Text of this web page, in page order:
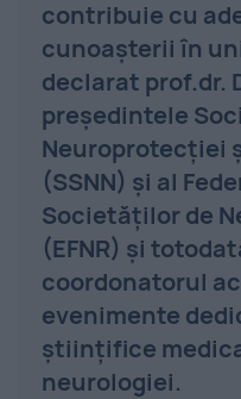
contribuie cu
cunoașterii în
declarat prof.dr.
președintele
Neuroprotecţiei
(SSNN) şi al
Societăţilor de
(EFNR) și
coordonatorul
evenimente
științifice
neurologiei.